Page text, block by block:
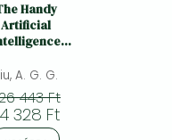
Handy
Artificial
Machine
and
Rise of
A. G. G.
443 Ft
328 Ft